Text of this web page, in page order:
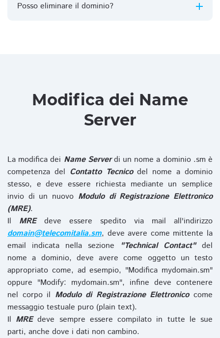
Posso eliminare il dominio?
Modifica dei Name
Server
La modifica dei Name Serverdi un nome a dominio .sm è
competenza del Contatto Tecnicodel nome a dominio
stesso, e deve essere richiesta mediante un semplice
invio di un nuovo Modulo di Registrazione Elettronico
(MRE).
Il MREdeve essere spedito via mail all'indirizzo
domain@telecomitalia.sm, deve avere come mittente la
email indicata nella sezione
"Technical Contact"del
nome a dominio, deve avere come oggetto un testo
appropriato come, ad esempio, "Modifica mydomain.sm"
oppure "Modify: mydomain.sm", infine deve contenere
nel corpo il Modulo di Registrazione Elettronicocome
messaggio testuale puro (plain text).
Il MREdeve sempre essere compilato in tutte le sue
parti, anche dove i dati non cambino.